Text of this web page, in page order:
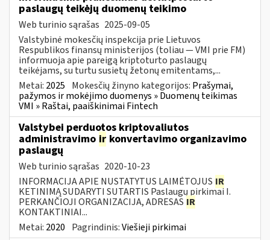
paslaugų teikėjų duomenų teikimo
Web turinio sąrašas 2025-09-05
Valstybinė mokesčių inspekcija prie Lietuvos
Respublikos finansų ministerijos (toliau — VMI prie FM)
informuoja apie pareigą kriptoturto paslaugų
teikėjams, su turtu susietų žetonų emitentams,...
Metai: 2025 Mokesčių žinyno kategorijos: Prašymai,
pažymos ir mokėjimo duomenys » Duomenų teikimas
VMI » Raštai, paaiškinimai Fintech
Valstybei perduotos kriptovaliutos
administravimo ir konvertavimo organizavimo
paslaugų
Web turinio sąrašas 2020-10-23
INFORMACIJA APIE NUSTATYTUS LAIMĖTOJUS IR
KETINIMĄ SUDARYTI SUTARTIS Paslaugų pirkimai I.
PERKANČIOJI ORGANIZACIJA, ADRESAS IR
KONTAKTINIAI...
Metai: 2020 Pagrindinis:Viešieji pirkimai